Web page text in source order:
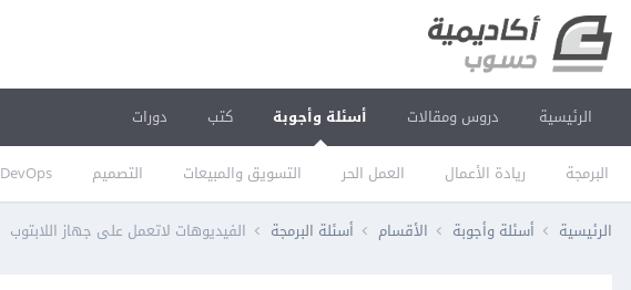
الرئيسية دروس ومقالات أسئلة وأجوبة
البرمجة ريادة الأعمال العمل الحر التسويق والمبيعات التصميم DevOps
كتب دورات
الرئيسية أسئلة وأجوبة الأقسام أسئلة البرمجة الفيديوهات لاتعمل على جهاز اللابتوب